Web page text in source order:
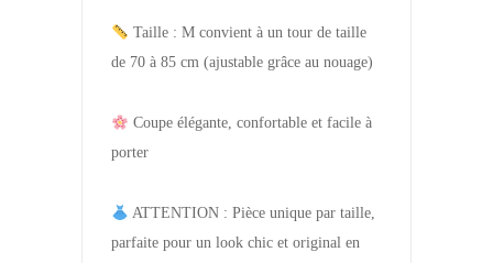
Taille : M convient à un tour de taille
de 70 à 85 cm (ajustable grâce au nouage)
Coupe élégante, confortable et facile à
porter
ATTENTION : Pièce unique par taille,
parfaite pour un look chic et original en